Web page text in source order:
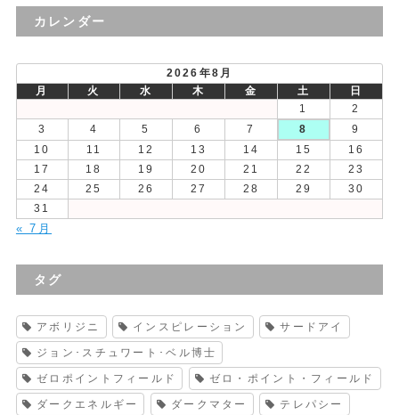
の
カレンダー
2026年8月
月
火 水 木 金 土
日
1
2
3
4 5 6 7 8
9
10
11 12 13 14 15
16
17
18 19 20 21 22
23
24
25 26 27 28 29
30
31
« 7月
タグ
アボリジニ インスピレーション サードアイ
ジョン･スチュワート･ベル博士
ゼロポイントフィールド ゼロ・ポイント・フィールド
ダークエネルギー ダークマター テレパシー